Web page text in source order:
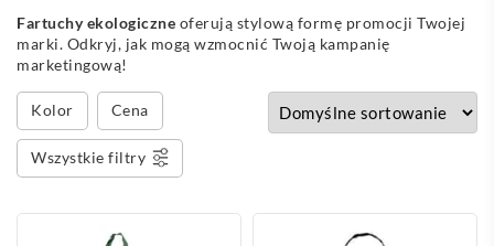
Fartuchy ekologiczne oferują stylową formę promocji Twojej
marki. Odkryj, jak mogą wzmocnić Twoją kampanię
marketingową!
Kolor Cena
Wszystkie filtry